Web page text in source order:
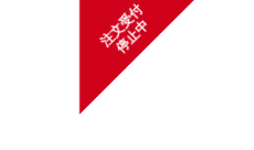
注
文
受
付
停
止
中